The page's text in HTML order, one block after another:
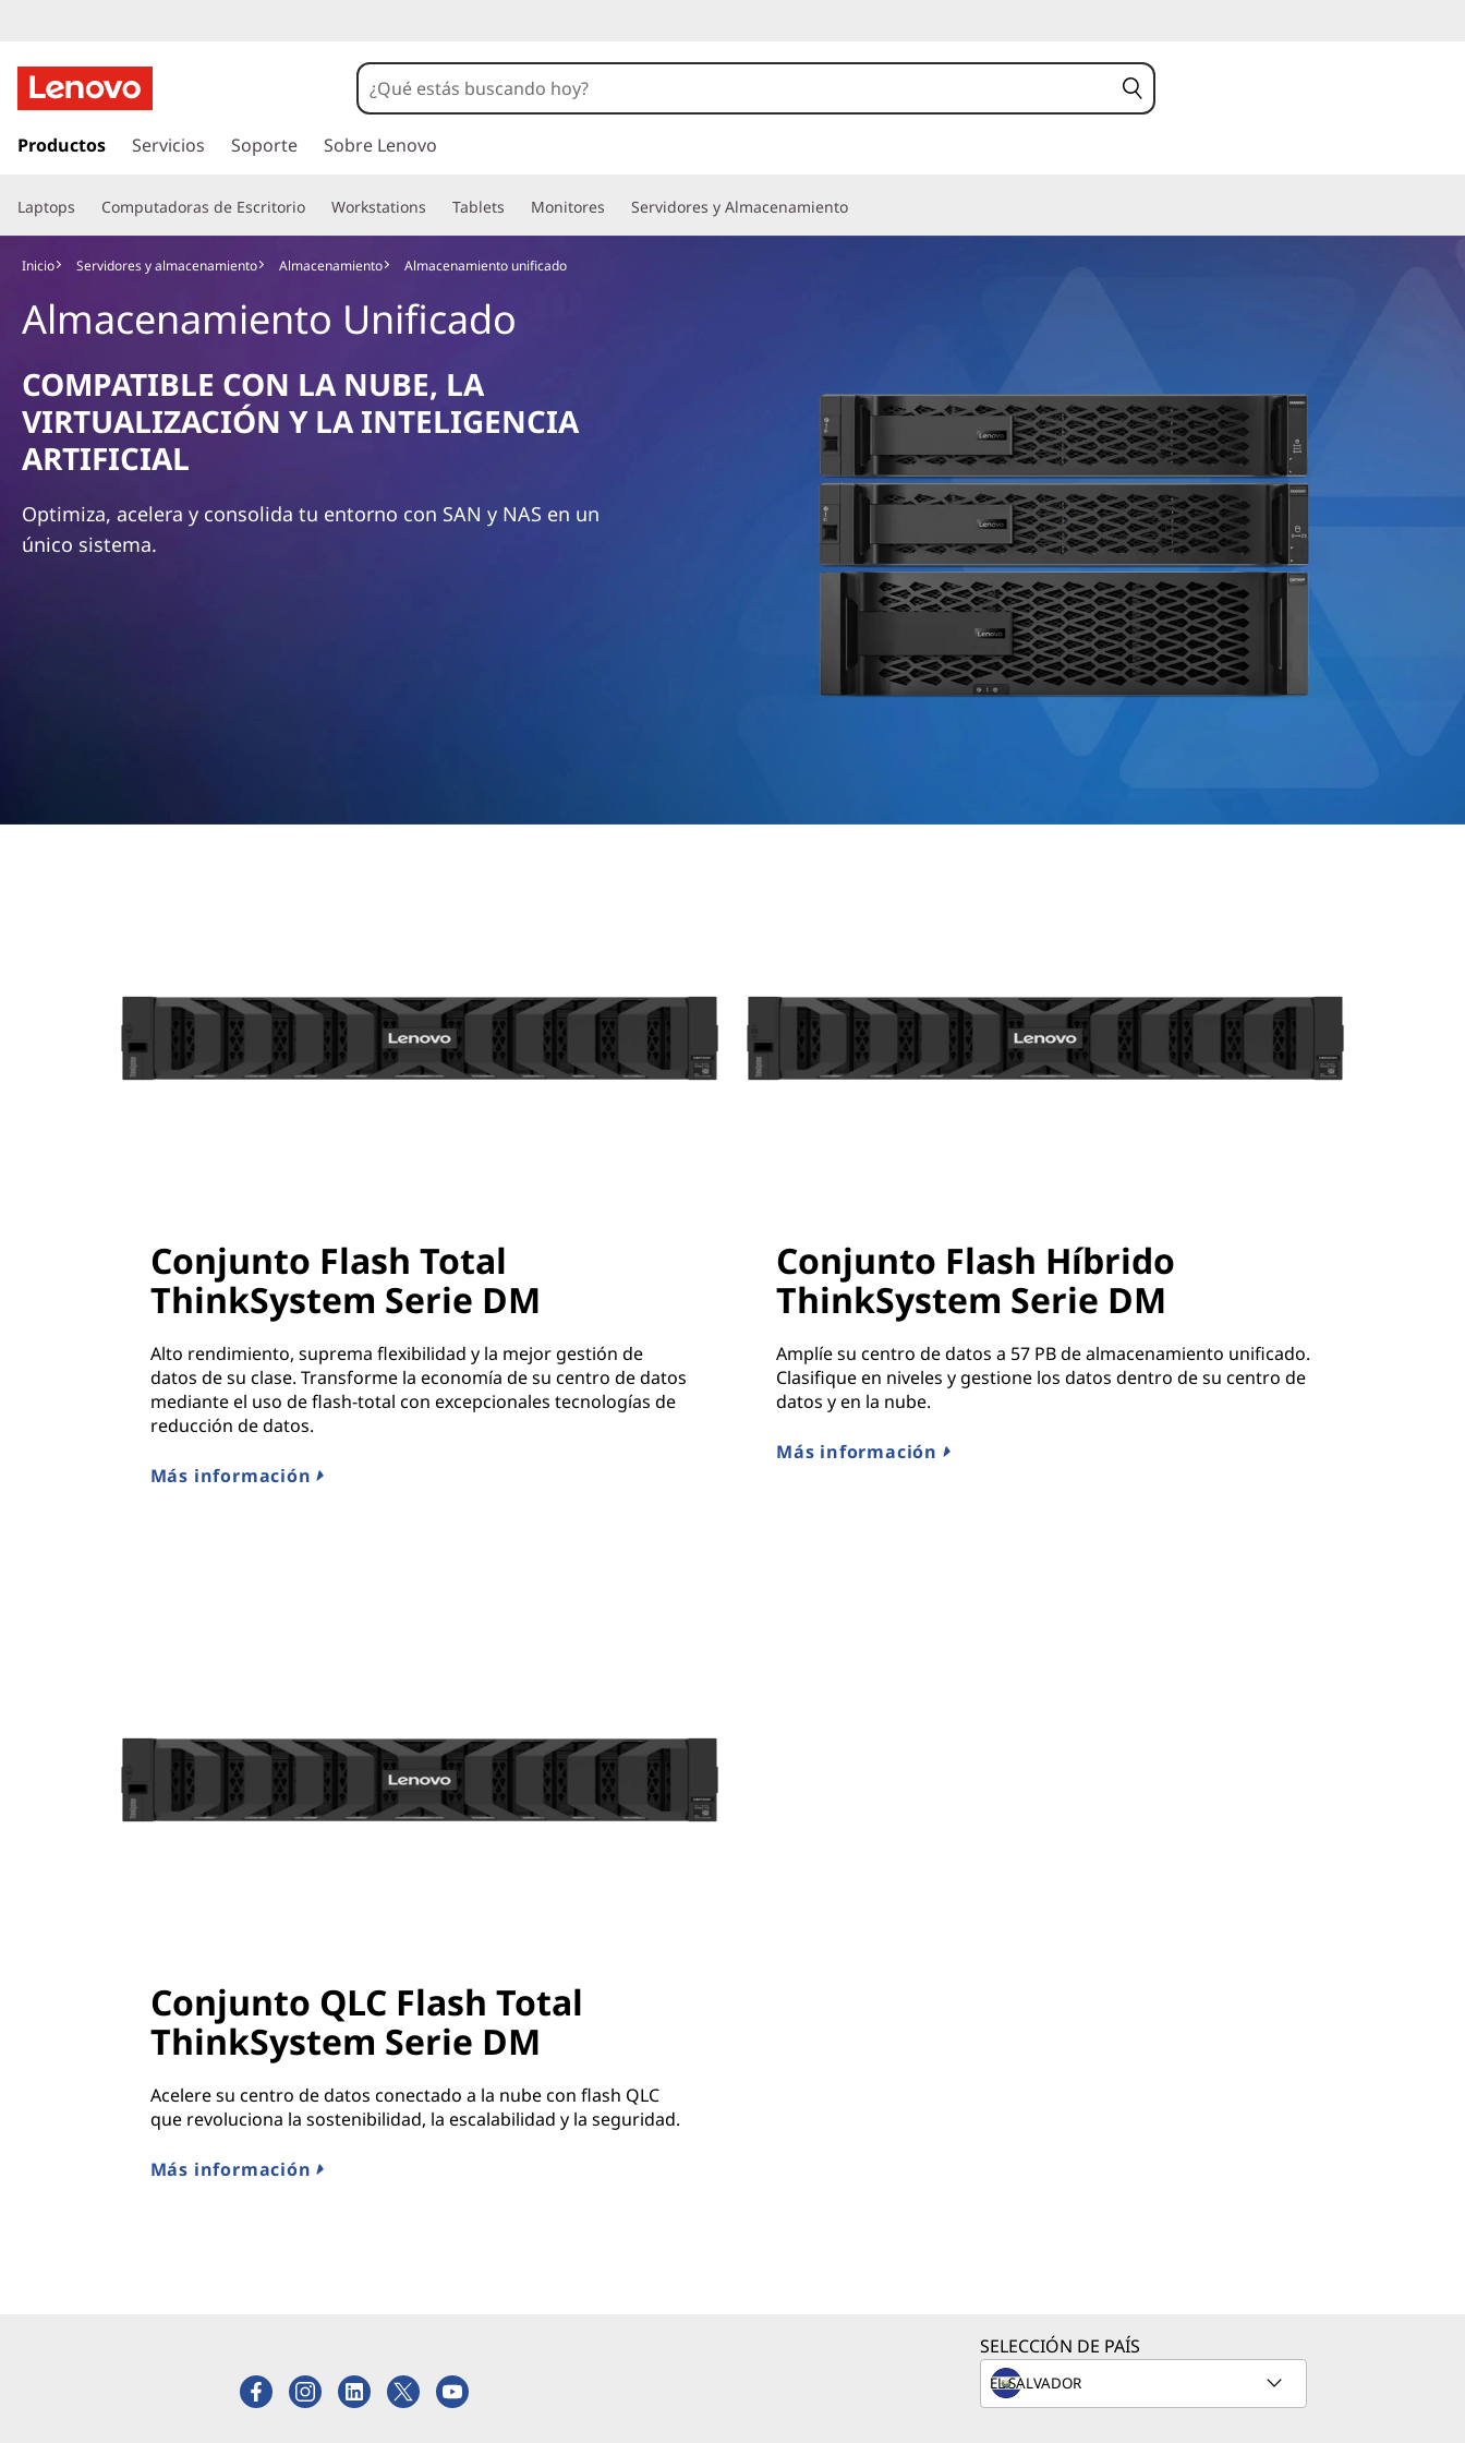
r
c
o
n
n
d
o
p
r
n
c
Productos Servicios Soporte Sobre Lenovo
Laptops Computadoras de Escritorio Workstations Tablets Monitores Servidores y Almacenamiento
Inicio Servidores y almacenamiento Almacenamiento Almacenamiento unificado
Almacenamiento Unificado
COMPATIBLE CON LA NUBE, LA
VIRTUALIZACIÓN Y LA INTELIGENCIA
ARTIFICIAL
Optimiza, acelera y consolida tu entorno con SAN y NAS en un
único sistema.
Conjunto Flash Total
ThinkSystem Serie DM
Alto rendimiento, suprema flexibilidad y la mejor gestión de
datos de su clase. Transforme la economía de su centro de datos
mediante el uso de flash-total con excepcionales tecnologías de
reducción de datos.
Más información
Conjunto Flash Híbrido
ThinkSystem Serie DM
Amplíe su centro de datos a 57 PB de almacenamiento unificado.
Clasifique en niveles y gestione los datos dentro de su centro de
datos y en la nube.
Más información
Conjunto QLC Flash Total
ThinkSystem Serie DM
Acelere su centro de datos conectado a la nube con flash QLC
que revoluciona la sostenibilidad, la escalabilidad y la seguridad.
Más información
SELECCIÓN DE PAÍS